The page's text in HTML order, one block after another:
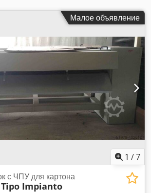
Малое объявление
1 /7
с ЧПУ для картона
Tipo Impianto